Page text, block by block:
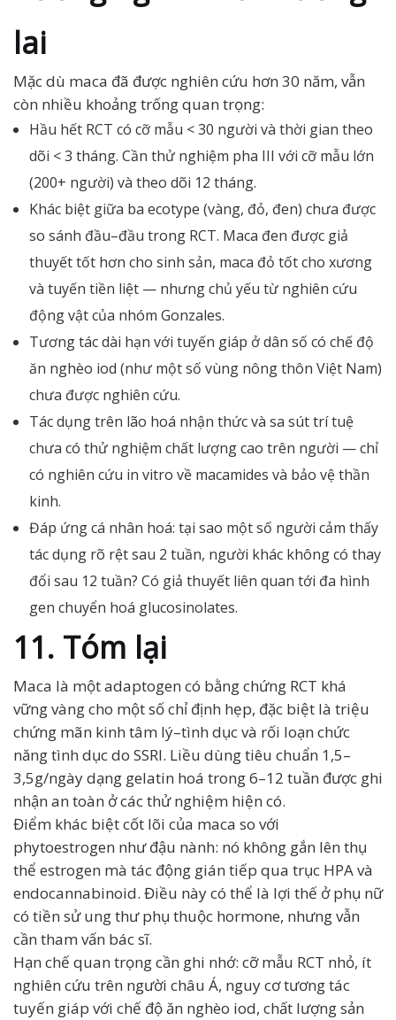
lai
Mặc dù maca đã được nghiên cứu hơn 30 năm, vẫn
còn nhiều khoảng trống quan trọng:
Hầu hết RCT có cỡ mẫu < 30 người và thời gian theo
dõi < 3 tháng. Cần thử nghiệm pha III với cỡ mẫu lớn
(200+ người) và theo dõi 12 tháng.
Khác biệt giữa ba ecotype (vàng, đỏ, đen) chưa được
so sánh đầu–đầu trong RCT. Maca đen được giả
thuyết tốt hơn cho sinh sản, maca đỏ tốt cho xương
và tuyến tiền liệt — nhưng chủ yếu từ nghiên cứu
động vật của nhóm Gonzales.
Tương tác dài hạn với tuyến giáp ở dân số có chế độ
ăn nghèo iod (như một số vùng nông thôn Việt Nam)
chưa được nghiên cứu.
Tác dụng trên lão hoá nhận thức và sa sút trí tuệ
chưa có thử nghiệm chất lượng cao trên người — chỉ
có nghiên cứu in vitro về macamides và bảo vệ thần
kinh.
Đáp ứng cá nhân hoá: tại sao một số người cảm thấy
tác dụng rõ rệt sau 2 tuần, người khác không có thay
đổi sau 12 tuần? Có giả thuyết liên quan tới đa hình
gen chuyển hoá glucosinolates.
11. Tóm lại
Maca là một adaptogen có bằng chứng RCT khá
vững vàng cho một số chỉ định hẹp, đặc biệt là triệu
chứng mãn kinh tâm lý–tình dục và rối loạn chức
năng tình dục do SSRI. Liều dùng tiêu chuẩn 1,5–
3,5g/ngày dạng gelatin hoá trong 6–12 tuần được ghi
nhận an toàn ở các thử nghiệm hiện có.
Điểm khác biệt cốt lõi của maca so với
phytoestrogen như đậu nành: nó không gắn lên thụ
thể estrogen mà tác động gián tiếp qua trục HPA và
endocannabinoid. Điều này có thể là lợi thế ở phụ nữ
có tiền sử ung thư phụ thuộc hormone, nhưng vẫn
cần tham vấn bác sĩ.
Hạn chế quan trọng cần ghi nhớ: cỡ mẫu RCT nhỏ, ít
nghiên cứu trên người châu Á, nguy cơ tương tác
tuyến giáp với chế độ ăn nghèo iod, chất lượng sản